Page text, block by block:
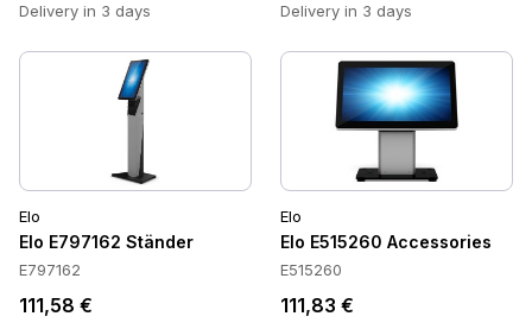
Delivery in 3 days Delivery in 3 days
Elo
Elo E797162 Ständer
E797162
111,58 €
Elo
Elo E515260 Accessories
E515260
111,83 €